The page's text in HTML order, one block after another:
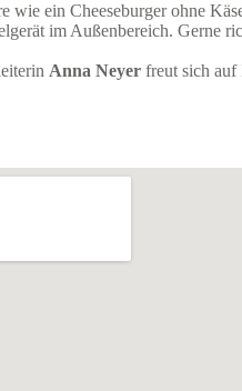
wie ein Cheeseburger ohne
im Außenbereich. Gerne
Anna Neyer freut sich auf